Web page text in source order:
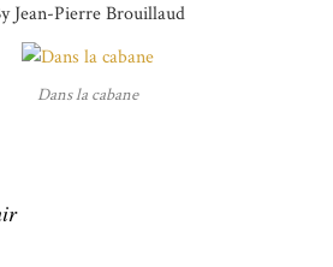
Jean-Pierre Brouillaud
Dans la cabane